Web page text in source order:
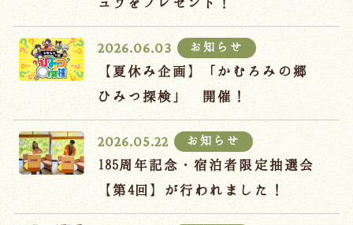
2026.06.03 お知らせ
【夏休み企画】「かむろみの郷
ひみつ探検」 開催！
2026.05.22 お知らせ
185周年記念・宿泊者限定抽選会
【第4回】が行われました！